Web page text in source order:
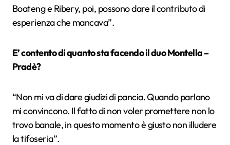
Boateng e Ribery, poi, possono dare il contributo di
esperienza che mancava”.
E’ contento di quanto sta facendo il duo Montella –
Pradè?
“Non mi va di dare giudizi di pancia. Quando parlano
mi convincono. Il fatto di non voler promettere non lo
trovo banale, in questo momento è giusto non illudere
la tifoseria”.